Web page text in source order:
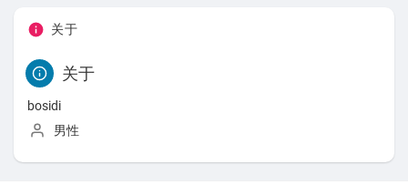
关于
关于
bosidi
男性